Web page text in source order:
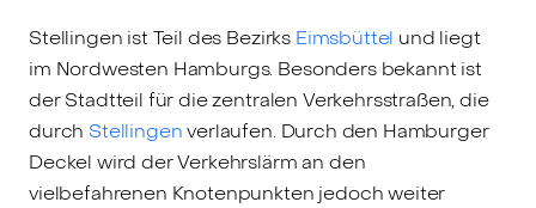
Stellingen ist Teil des Bezirks Eimsbüttel und liegt
im Nordwesten Hamburgs. Besonders bekannt ist
der Stadtteil für die zentralen Verkehrsstraßen, die
durch Stellingenverlaufen. Durch den Hamburger
Deckel wird der Verkehrslärm an den
vielbefahrenen Knotenpunkten jedoch weiter